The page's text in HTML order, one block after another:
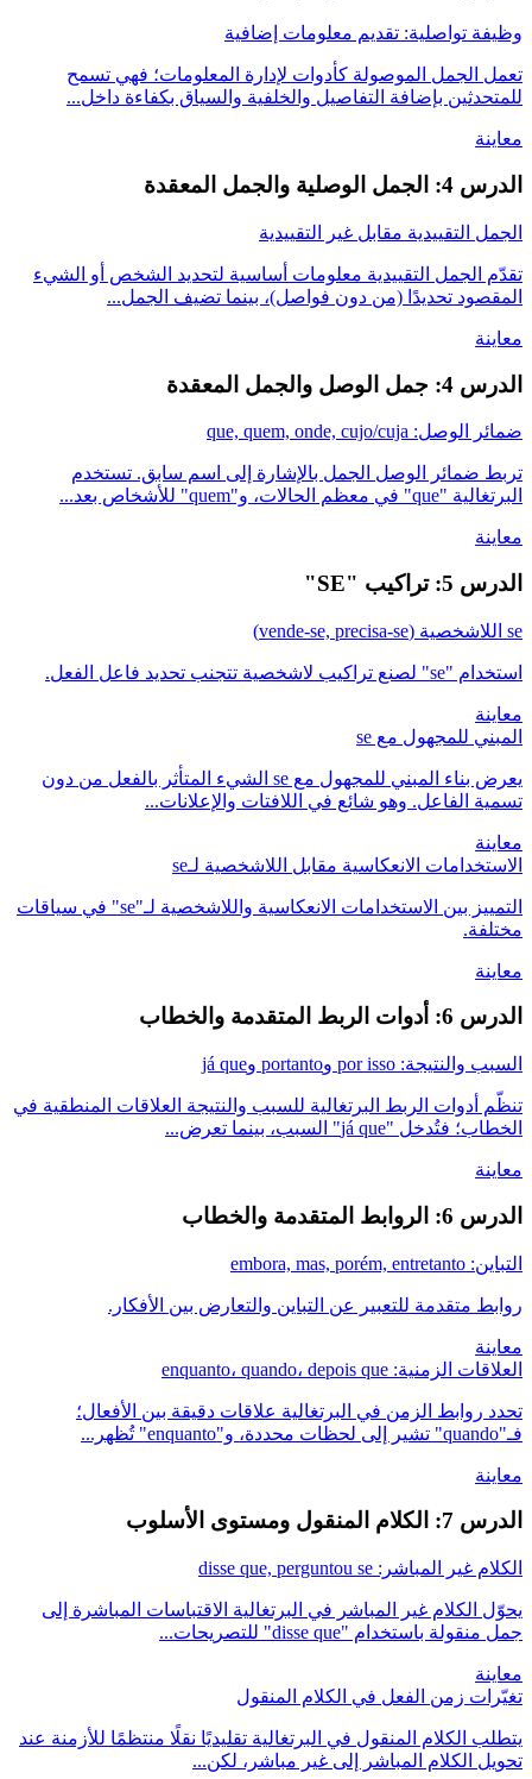
وظيفة تواصلية: تقديم معلومات إضافية
تعمل الجمل الموصولة كأدوات لإدارة المعلومات؛ فهي تسمح
للمتحدثين بإضافة التفاصيل والخلفية والسياق بكفاءة داخل...
معاينة
الدرس 4: الجمل الوصلية والجمل المعقدة
الجمل التقييدية مقابل غير التقييدية
تقدّم الجمل التقييدية معلومات أساسية لتحديد الشخص أو الشيء
المقصود تحديدًا (من دون فواصل)، بينما تضيف الجمل...
معاينة
الدرس 4: جمل الوصل والجمل المعقدة
ضمائر الوصل: que, quem, onde, cujo/cuja
تربط ضمائر الوصل الجمل بالإشارة إلى اسم سابق. تستخدم
البرتغالية "que" في معظم الحالات، و"quem" للأشخاص بعد...
معاينة
الدرس 5: تراكيب "SE"
se اللاشخصية (vende-se, precisa-se)
استخدام "se" لصنع تراكيب لاشخصية تتجنب تحديد فاعل الفعل.
معاينة
المبني للمجهول مع se
يعرض بناء المبني للمجهول مع se الشيء المتأثر بالفعل من دون
تسمية الفاعل. وهو شائع في اللافتات والإعلانات...
معاينة
الاستخدامات الانعكاسية مقابل اللاشخصية لـse
التمييز بين الاستخدامات الانعكاسية واللاشخصية لـ"se" في سياقات
مختلفة.
معاينة
الدرس 6: أدوات الربط المتقدمة والخطاب
السبب والنتيجة: por isso وportanto وjá que
تنظّم أدوات الربط البرتغالية للسبب والنتيجة العلاقات المنطقية في
الخطاب؛ فتُدخل "já que" السبب، بينما تعرض...
معاينة
الدرس 6: الروابط المتقدمة والخطاب
التباين: embora, mas, porém, entretanto
روابط متقدمة للتعبير عن التباين والتعارض بين الأفكار.
معاينة
العلاقات الزمنية: enquanto، quando، depois que
تحدد روابط الزمن في البرتغالية علاقات دقيقة بين الأفعال؛
فـ"quando" تشير إلى لحظات محددة، و"enquanto" تُظهر...
معاينة
الدرس 7: الكلام المنقول ومستوى الأسلوب
الكلام غير المباشر: disse que, perguntou se
يحوّل الكلام غير المباشر في البرتغالية الاقتباسات المباشرة إلى
جمل منقولة باستخدام "disse que" للتصريحات...
معاينة
تغيّرات زمن الفعل في الكلام المنقول
يتطلب الكلام المنقول في البرتغالية تقليديًا نقلًا منتظمًا للأزمنة عند
تحويل الكلام المباشر إلى غير مباشر، لكن...